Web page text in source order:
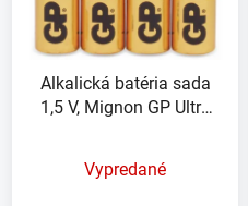
Alkalická batéria sada
1,5 V, Mignon GP Ultra
Vypredané